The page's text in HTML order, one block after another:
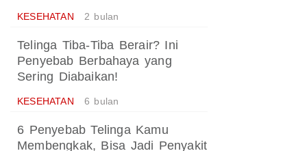
KESEHATAN 2 bulan
Telinga Tiba-Tiba Berair? Ini
Penyebab Berbahaya yang
Sering Diabaikan!
KESEHATAN 6 bulan
6 Penyebab Telinga Kamu
Membengkak, Bisa Jadi Penyakit